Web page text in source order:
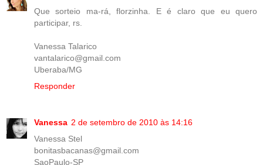
Que sorteio ma-rá, florzinha. E é claro que eu quero
participar, rs.
Vanessa Talarico
vantalarico@gmail.com
Uberaba/MG
Responder
Vanessa 2 de setembro de 2010 às 14:16
Vanessa Stel
bonitasbacanas@gmail.com
SaoPaulo-SP